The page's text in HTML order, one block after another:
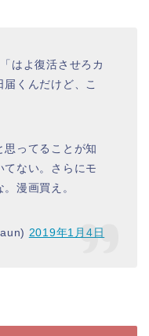
はよ復活させろカ
くんだけど、こ
思ってることが知
てない。さらにモ
漫画買え。
2019年1月4日